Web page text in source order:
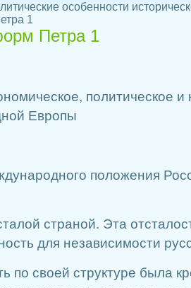
особенности
1
Петра 1
политическое и
Европы
положения
страной. Эта
для независимости
по своей структуре была